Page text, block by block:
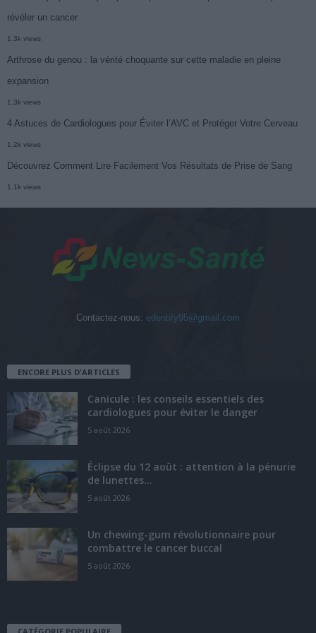
révéler un cancer
1.3k views
Arthrose du genou : la vérité choquante sur cette maladie en pleine
expansion
1.3k views
4 Astuces de Cardiologues pour Éviter l’AVC et Protéger Votre Cerveau
1.2k views
Découvrez Comment Lire Facilement Vos Résultats de Prise de Sang
1.1k views
Contactez-nous: edentify95@gmail.com
ENCORE PLUS D'ARTICLES
Canicule : les conseils essentiels des
cardiologues pour éviter le danger
5 août 2026
Éclipse du 12 août : attention à la pénurie
de lunettes...
5 août 2026
Un chewing-gum révolutionnaire pour
combattre le cancer buccal
5 août 2026